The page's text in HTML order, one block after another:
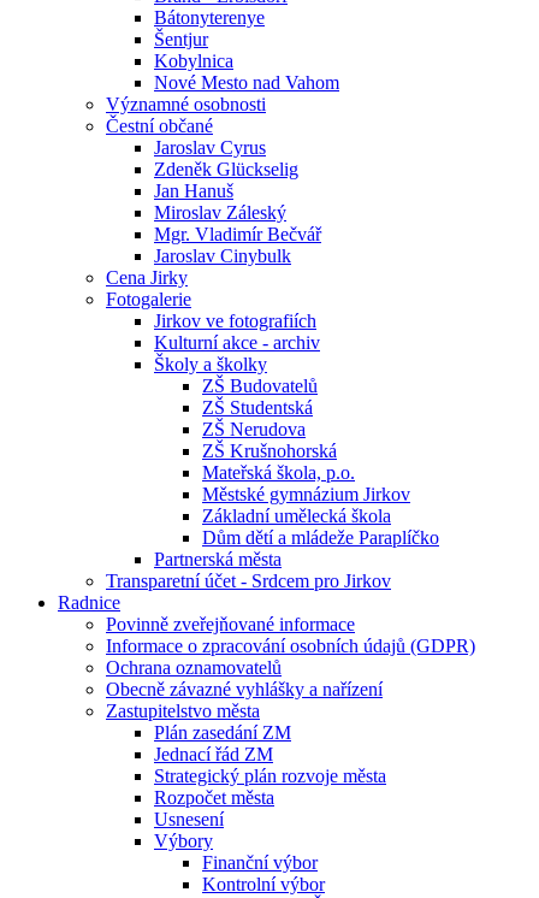
Bátonyterenye
Šentjur
Kobylnica
Nové Mesto nad Vahom
Významné osobnosti
Čestní občané
Jaroslav Cyrus
Zdeněk Glückselig
Jan Hanuš
Miroslav Záleský
Mgr. Vladimír Bečvář
Jaroslav Cinybulk
Cena Jirky
Fotogalerie
Jirkov ve fotografiích
Kulturní akce - archiv
Školy a školky
ZŠ Budovatelů
ZŠ Studentská
ZŠ Nerudova
ZŠ Krušnohorská
Mateřská škola, p.o.
Městské gymnázium Jirkov
Základní umělecká škola
Dům dětí a mládeže Paraplíčko
Partnerská města
Transparetní účet - Srdcem pro Jirkov
Radnice
Povinně zveřejňované informace
Informace o zpracování osobních údajů (GDPR)
Ochrana oznamovatelů
Obecně závazné vyhlášky a nařízení
Zastupitelstvo města
Plán zasedání ZM
Jednací řád ZM
Strategický plán rozvoje města
Rozpočet města
Usnesení
Výbory
Finanční výbor
Kontrolní výbor